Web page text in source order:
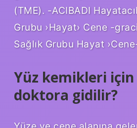
(TME). -ACIBADI
Grubu ›Hayat› Cene -
Sağlık Grubu Hayat
Yüz kemikleri
doktora gidilir?